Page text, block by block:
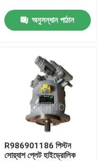
অনুসন্ধান পাঠান
R986901186 পিস্টন
সোয়্যাশ প্লেট হাইড্রোলিক